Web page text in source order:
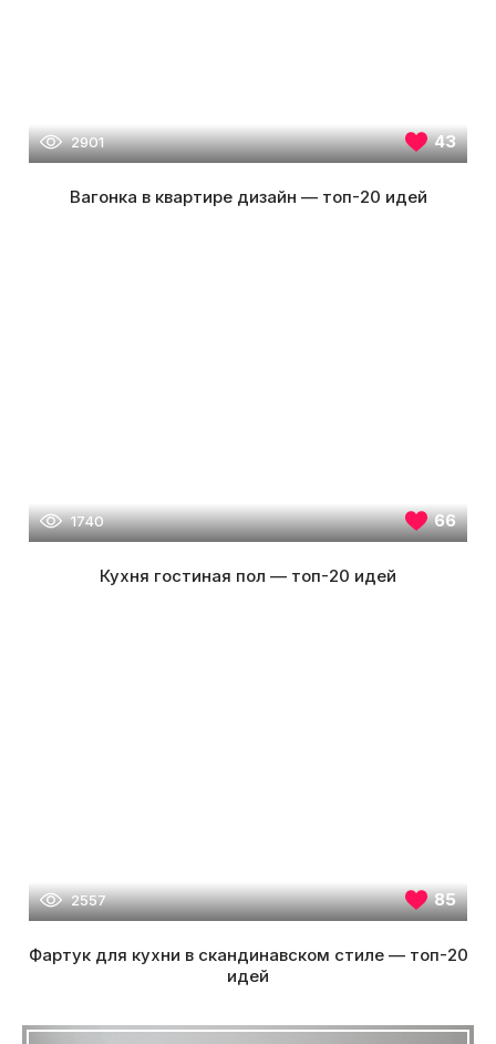
2901 43
Вагонка в квартире дизайн — топ-20 идей
1740 66
Кухня гостиная пол — топ-20 идей
2557 85
Фартук для кухни в скандинавском стиле — топ-20
идей